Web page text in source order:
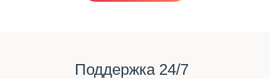
Лечение наркомании
Поддержка 24/7